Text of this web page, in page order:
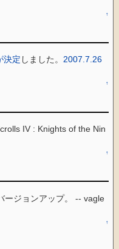
↑
決定 しました。2007.7.26
↑
IV : Knights of the Nin
↑
ージョンアップ。 -- vagle
↑